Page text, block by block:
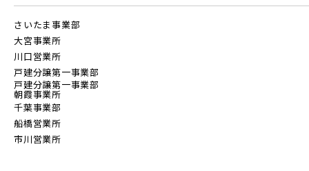
さいたま事業部
大宮事業所
川口営業所
戸建分譲第一事業部
戸建分譲第一事業部
朝霞事業所
千葉事業部
船橋営業所
市川営業所